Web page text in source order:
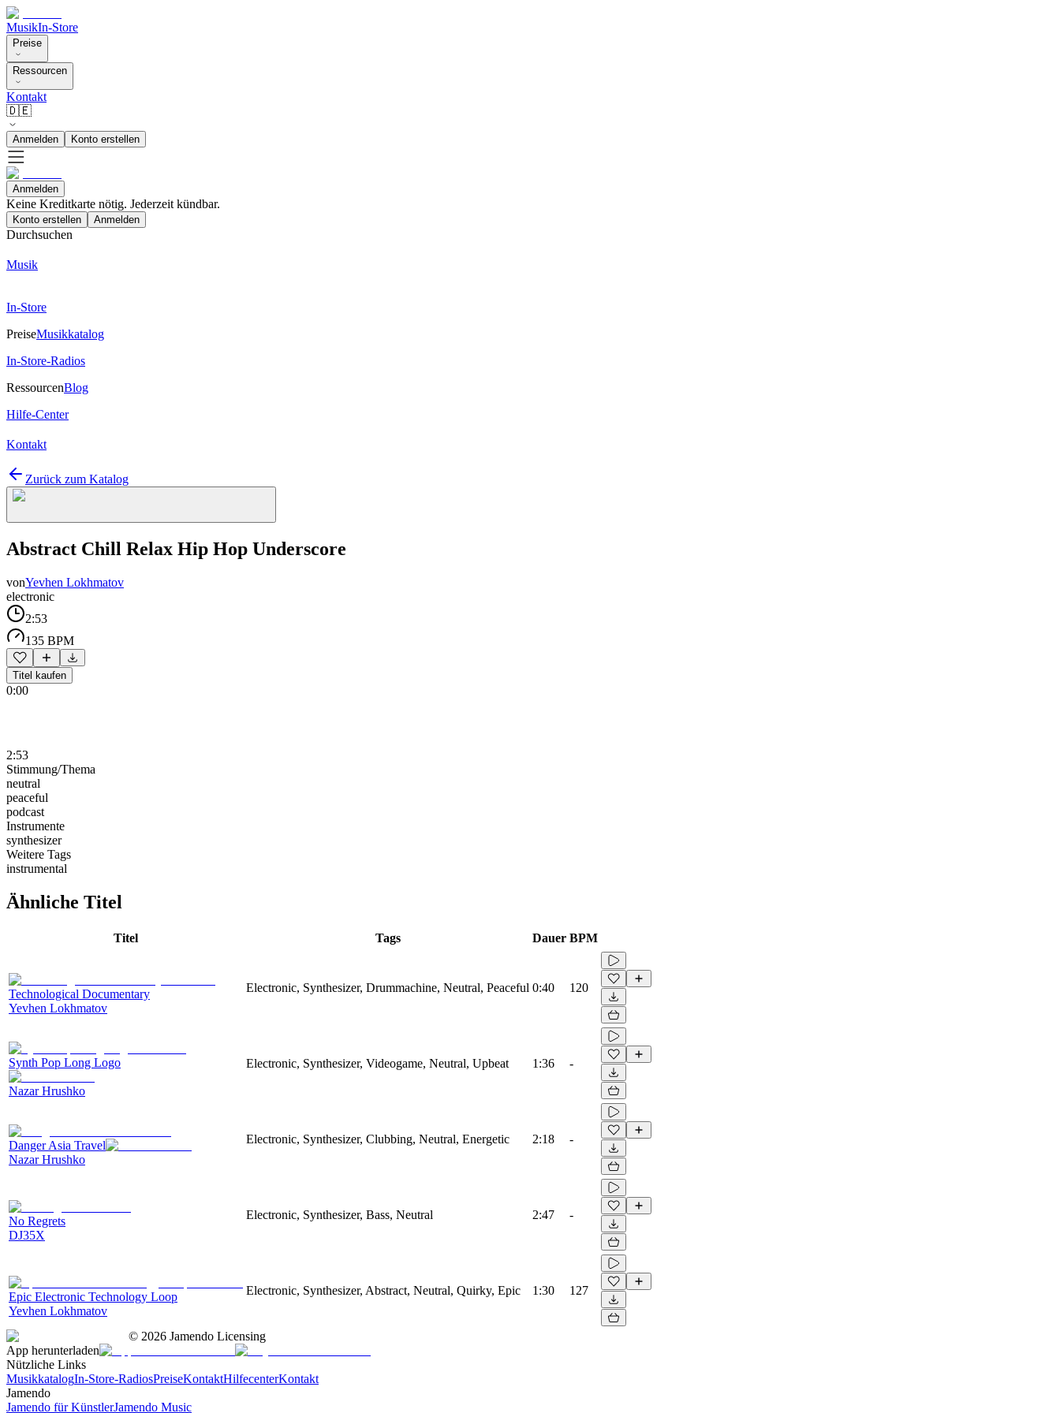
MusikIn-Store
Preise
Ressourcen
Kontakt
🇩🇪
Anmelden Konto erstellen
Anmelden
Keine Kreditkarte nötig. Jederzeit kündbar.
Konto erstellen Anmelden
Durchsuchen
Musik
In-Store
PreiseMusikkatalog
In-Store-Radios
RessourcenBlog
Hilfe-Center
Kontakt
Zurück zum Katalog
Abstract Chill Relax Hip Hop Underscore
vonYevhen Lokhmatov
electronic
2:53
135 BPM
Titel kaufen
0:00
2:53
Stimmung/Thema
neutral
peaceful
podcast
Instrumente
synthesizer
Weitere Tags
instrumental
Ähnliche Titel
Titel Tags Dauer BPM
Technological Documentary
Yevhen Lokhmatov
Electronic, Synthesizer, Drummachine, Neutral, Peaceful 0:40 120
Synth Pop Long Logo
Nazar Hrushko
Electronic, Synthesizer, Videogame, Neutral, Upbeat 1:36 -
Danger Asia Travel
Nazar Hrushko
Electronic, Synthesizer, Clubbing, Neutral, Energetic 2:18 -
No Regrets
DJ35X
Electronic, Synthesizer, Bass, Neutral 2:47 -
Epic Electronic Technology Loop
Yevhen Lokhmatov
Electronic, Synthesizer, Abstract, Neutral, Quirky, Epic 1:30 127
© 2026 Jamendo Licensing
App herunterladen
Nützliche Links
MusikkatalogIn-Store-RadiosPreiseKontaktHilfecenterKontakt
Jamendo
Jamendo für KünstlerJamendo Music